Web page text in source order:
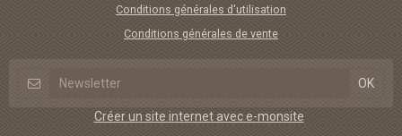
Conditions générales d'utilisation
Conditions générales de vente
Créer un site internet avec e-monsite